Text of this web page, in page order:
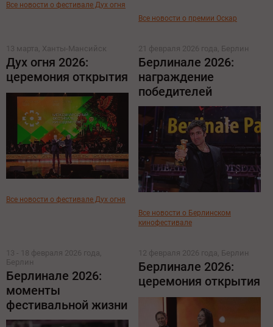
Все новости о фестивале Дух огня
Все новости о премии Оскар
13 марта, Ханты-Мансийск
Дух огня 2026:
церемония открытия
Все новости о фестивале Дух огня
21 февраля 2026 года, Берлин
Берлинале 2026:
награждение
победителей
Все новости о Берлинском
кинофестивале
13 - 18 февраля 2026 года,
Берлин
Берлинале 2026:
моменты
фестивальной жизни
12 февраля 2026 года, Берлин
Берлинале 2026:
церемония открытия